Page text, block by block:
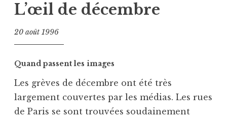
L’œil de décembre
20 août 1996
Quand passent les images
Les grèves de décembre ont été très
largement couvertes par les médias. Les rues
de Paris se sont trouvées soudainement